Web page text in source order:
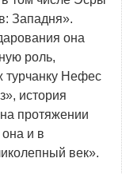
Западня».
она
роль,
турчанку Нефес
история
протяжении
и в
век».